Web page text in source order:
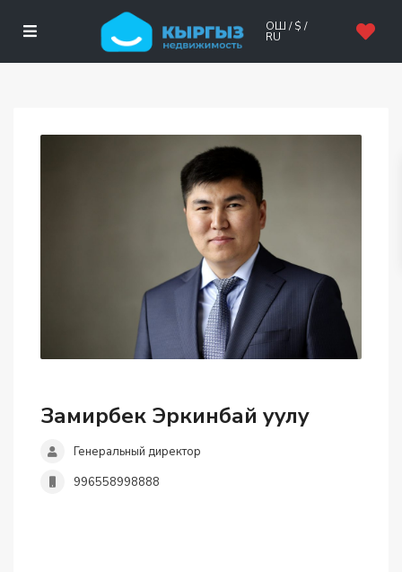
ОШ / $ /
RU
Замирбек Эркинбай уулу
Генеральный директор
996558998888